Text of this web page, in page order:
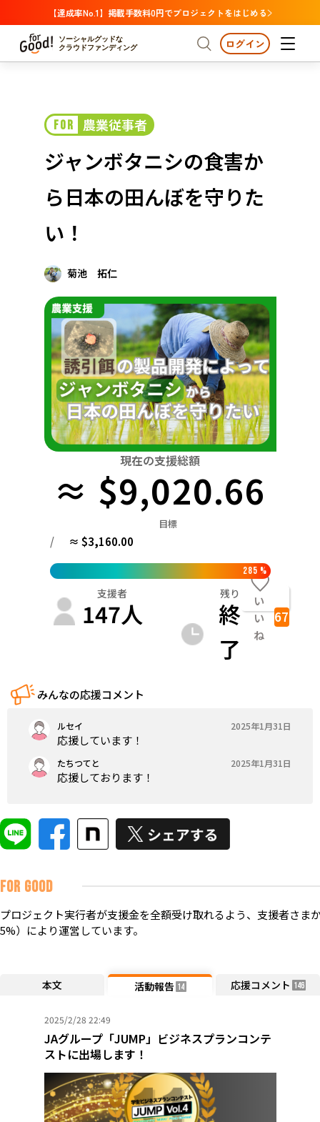
【達成率No.1】掲載手数料0円でプロジェクトをはじめる
ソーシャルグッドな
クラウドファンディング
プロジェクトからさがす
カテゴリーからさがす 国際協力
医療・福祉
人権・マイノリティ
近畿
中国
四国
九州・沖縄
注目 新着
支援金額が多い
支援人数が多い
終了日が近い
カテゴリーからさがす
国際協力 医療・福祉
子ども・教育
環境・エシカル
地域からさがす
北海道・東北
北海道 青森 宮城 秋田 山形
栃木 群馬 埼玉 千葉 東京
富山 石川 福井 山梨 長野
滋賀 京都 大阪 兵庫 奈良
岡山 広島 山口
愛媛 高知
佐賀 長崎
ログイン
FOR 農業従事者
ジャンボタニシの食害か
ら日本の田んぼを守りた
い！
菊池 拓仁
現在の支援総額
≈ $9,020.66
目標
/ ≈ $3,160.00
285 %
支援者
147人
残り
終
了
い
い
ね
67
みんなの応援コメント
ルセイ 2025年1月31日
応援しています！
たちつてと 2025年1月31日
応援しております！
FOR GOOD
プロジェクト実行者が支援金を全額受け取れるよう、支援者さま
5%）により運営しています。
本文 活動報告 14 応援コメント 146
2025/2/28 22:49
JAグループ「JUMP」ビジネスプランコンテ
ストに出場します！